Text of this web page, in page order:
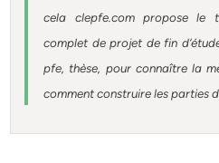
cela clepfe.com propose le
complet de projet de fin
pfe, thèse, pour connaître la
comment construire les parties